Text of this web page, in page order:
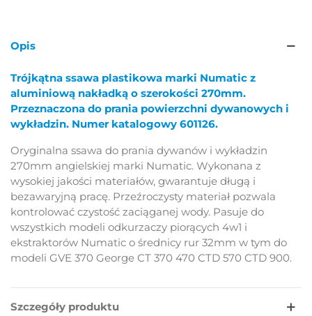
Opis
Trójkątna ssawa plastikowa marki Numatic z
aluminiową nakładką o szerokości 270mm.
Przeznaczona do prania powierzchni dywanowych i
wykładzin. Numer katalogowy 601126.
Oryginalna ssawa do prania dywanów i wykładzin
270mm angielskiej marki Numatic. Wykonana z
wysokiej jakości materiałów, gwarantuje długą i
bezawaryjną pracę. Przeźroczysty materiał pozwala
kontrolować czystość zaciąganej wody. Pasuje do
wszystkich modeli odkurzaczy piorących 4w1 i
ekstraktorów Numatic o średnicy rur 32mm w tym do
modeli GVE 370 George CT 370 470 CTD 570 CTD 900.
Szczegóły produktu